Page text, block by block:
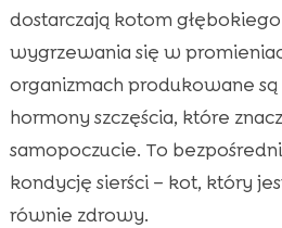
dostarczają kotom
wygrzewania się w
organizmach produkowane
hormony szczęścia, które
samopoczucie. To
kondycję sierści – kot, który
równie zdrowy.